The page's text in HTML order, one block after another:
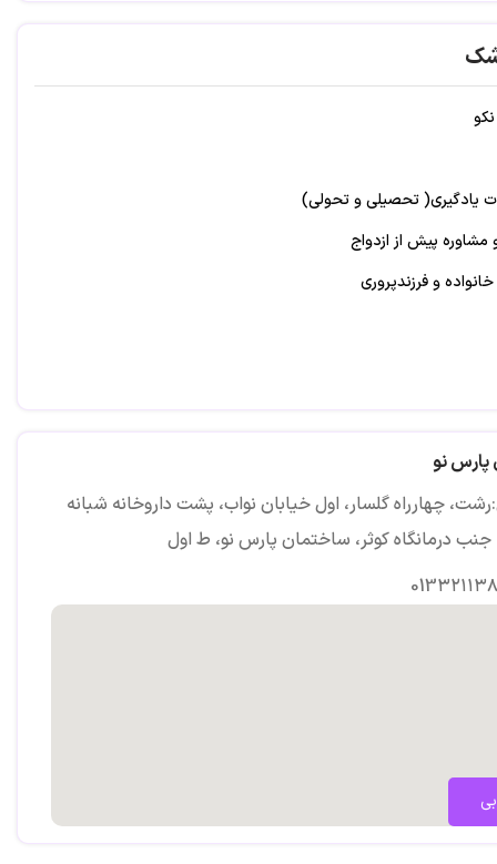
یادگیری( تحصیلی و تحولی)
پیش از ازدواج
و فرزندپروری
نو
چهارراه گلسار، اول خیابان نواب، پشت داروخانه شبانه
جنب درمانگاه کوثر، ساختمان پارس نو، ط اول